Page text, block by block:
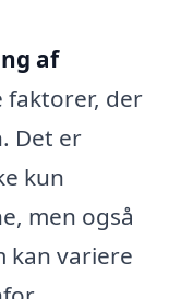
af
faktorer, der
Det er
kun
men også
kan variere